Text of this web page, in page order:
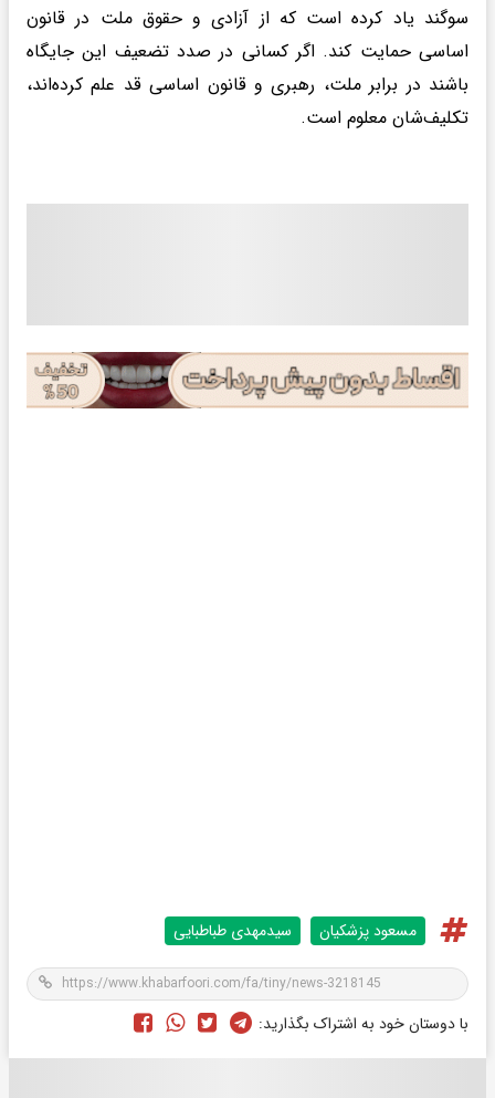
سوگند یاد کرده است که از آزادی و حقوق ملت در قانون
اساسی حمایت کند. اگر کسانی در صدد تضعیف این جایگاه
باشند در برابر ملت، رهبری و قانون اساسی قد علم کرده‌اند،
تکلیف‌شان معلوم است.
مسعود پزشکیان سیدمهدی طباطبایی
با دوستان خود به اشتراک بگذارید: